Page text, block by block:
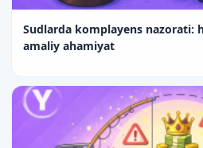
Sudlarda komplayens nazorati:
amaliy ahamiyat